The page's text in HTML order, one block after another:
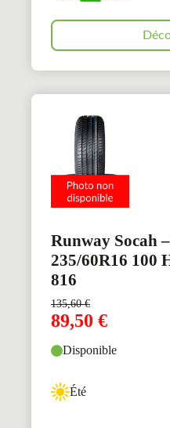
Runway Socah
235/60R16 100
816
135,60€
89,50 €
Disponible
Été